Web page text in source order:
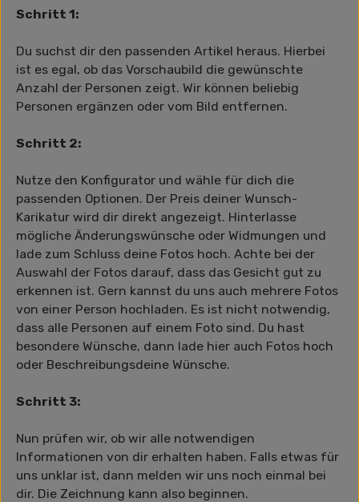
Schritt 1:
Du suchst dir den passenden Artikel heraus. Hierbei
ist es egal, ob das Vorschaubild die gewünschte
Anzahl der Personen zeigt. Wir können beliebig
Personen ergänzen oder vom Bild entfernen.
Schritt 2:
Nutze den Konfigurator und wähle für dich die
passenden Optionen. Der Preis deiner Wunsch-
Karikatur wird dir direkt angezeigt. Hinterlasse
mögliche Änderungswünsche oder Widmungen und
lade zum Schluss deine Fotos hoch. Achte bei der
Auswahl der Fotos darauf, dass das Gesicht gut zu
erkennen ist. Gern kannst du uns auch mehrere Fotos
von einer Person hochladen. Es ist nicht notwendig,
dass alle Personen auf einem Foto sind. Du hast
besondere Wünsche, dann lade hier auch Fotos hoch
oder Beschreibungsdeine Wünsche.
Schritt 3:
Nun prüfen wir, ob wir alle notwendigen
Informationen von dir erhalten haben. Falls etwas für
uns unklar ist, dann melden wir uns noch einmal bei
dir. Die Zeichnung kann also beginnen.